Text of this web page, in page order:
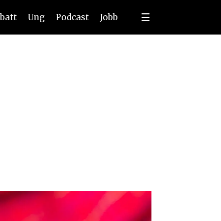
Ung Podcast Jobb